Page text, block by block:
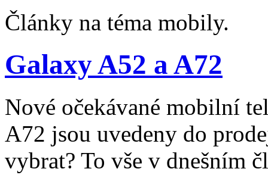
Články na téma mobily.
Galaxy A52 a A72
Nové očekávané mobilní
A72 jsou uvedeny do
vybrat? To vše v dnešním